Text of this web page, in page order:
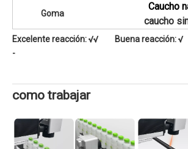
Goma
Caucho
caucho
Excelente reacción: √√ Buena reacción:
-
como trabajar